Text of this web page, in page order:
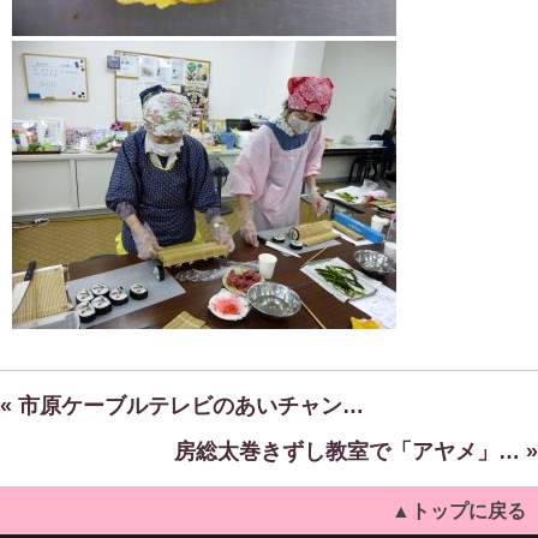
« 市原ケーブルテレビのあいチャン…
房総太巻きずし教室で「アヤメ」… »
▲トップに戻る